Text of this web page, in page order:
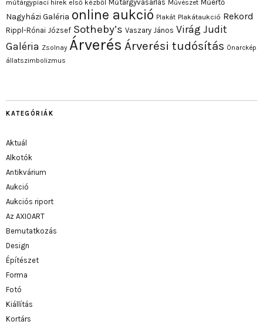
műtárgypiaci hírek első kézből Műtárgyvásárlás Művészet Műértő
Nagyházi Galéria online aukció Plakát Plakátaukció Rekord
Rippl-Rónai József Sotheby’s Vaszary János Virág Judit
Galéria Zsolnay Árverés Árverési tudósítás Önarckép
állatszimbolizmus
KATEGÓRIÁK
Aktuál
Alkotók
Antikvárium
Aukció
Aukciós riport
Az AXIOART
Bemutatkozás
Design
Építészet
Forma
Fotó
Kiállítás
Kortárs